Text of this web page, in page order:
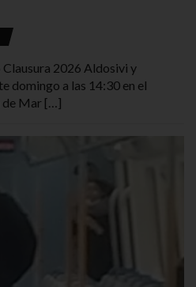
2026 Aldosivi y
domingo a las 14:30 en el
de Mar […]